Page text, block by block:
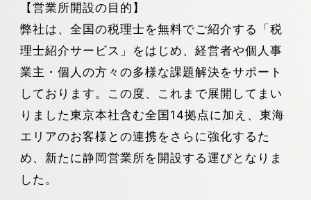
【 営業所開設の目的 】
弊社は、全国の税理士を無料でご紹介する「税
理士紹介サービス」をはじめ、経営者や個人事
業主・個人の方々の多様な課題解決をサポート
しております。この度、これまで展開してまい
りました東京本社含む全国14拠点に加え、東海
エリアのお客様との連携をさらに強化するた
め、新たに静岡営業所を開設する運びとなりま
した。